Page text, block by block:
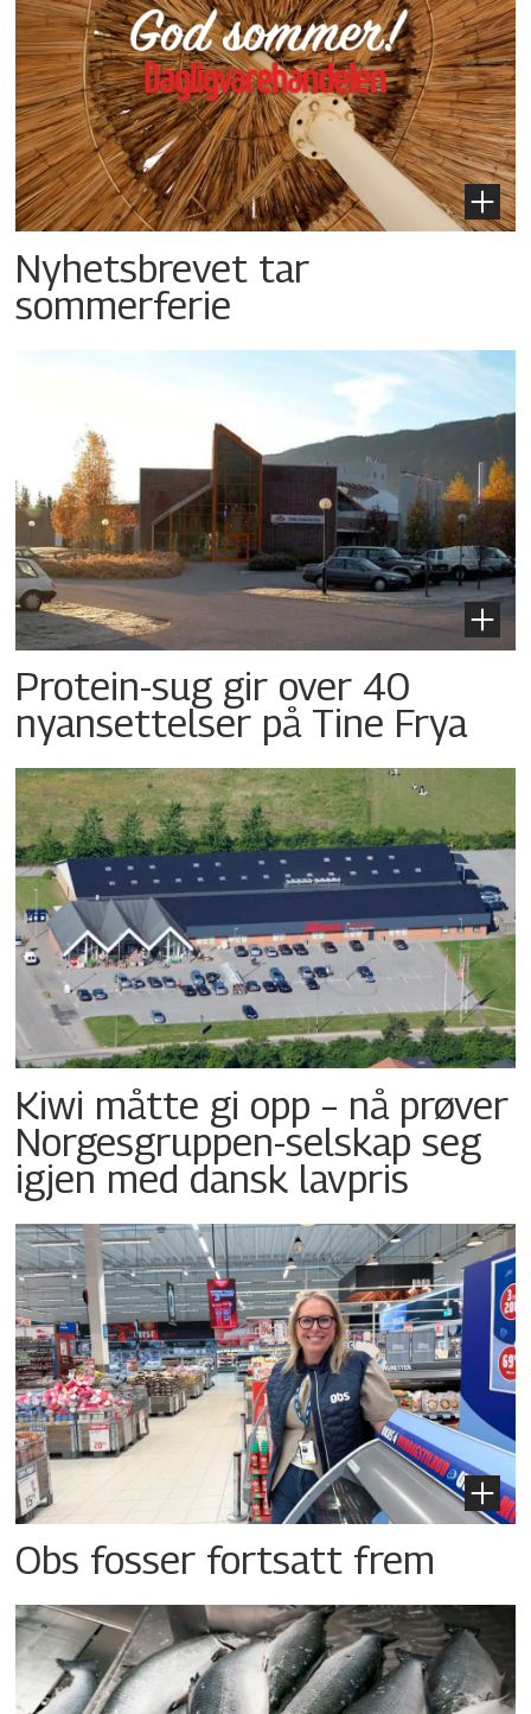
Nyhetsbrevet tar
sommerferie
Protein-sug gir over 40
nyansettelser på Tine Frya
Kiwi måtte gi opp – nå prøver
Norgesgruppen-selskap seg
igjen med dansk lavpris
Obs fosser fortsatt frem